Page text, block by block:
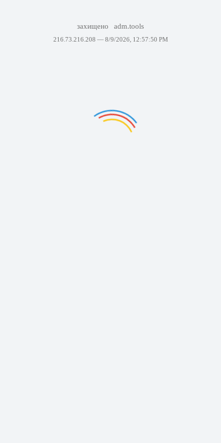
захищено adm.tools
216.73.216.208 — 8/9/2026, 12:57:50 PM